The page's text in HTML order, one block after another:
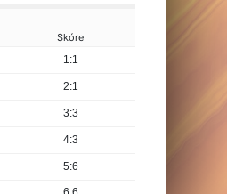
Skóre
1:1
2:1
3:3
4:3
5:6